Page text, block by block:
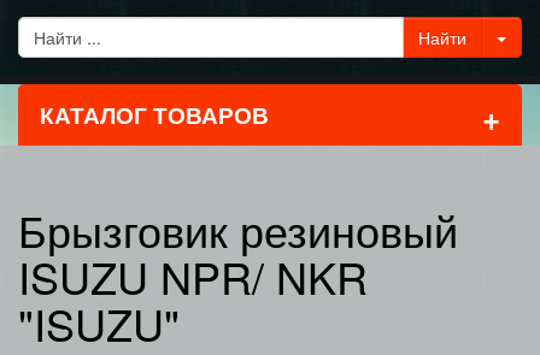
КАТАЛОГ ТОВАРОВ +
Брызговик резиновый
ISUZU NPR/ NKR
"ISUZU"